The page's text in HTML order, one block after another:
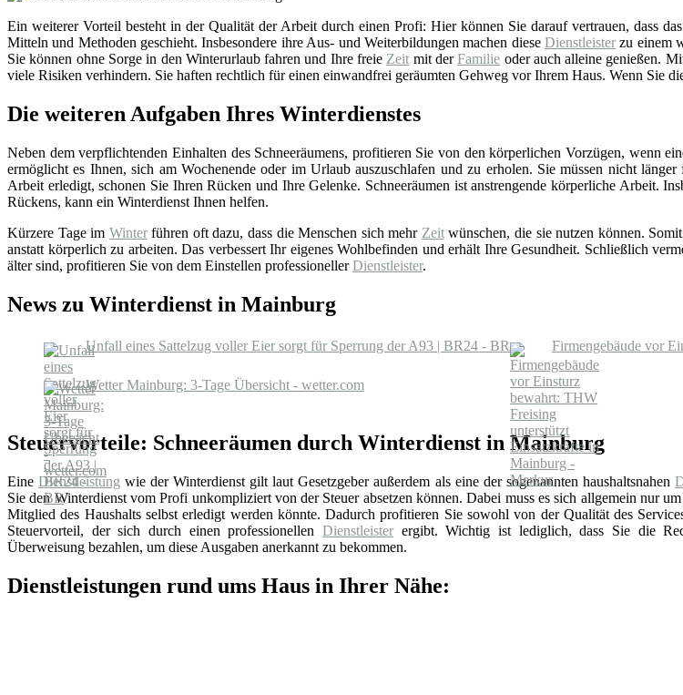
Ein weiterer Vorteil besteht in der Qualität der Arbeit durch einen Profi: Hier können Sie darauf vertrauen, dass
Mitteln und Methoden geschieht. Insbesondere ihre Aus- und Weiterbildungen machen dieseDienstleister zu einem
Sie können ohne Sorge in den Winterurlaub fahren und Ihre freie Zeit mit derFamilie oder auch alleine genießen.
viele Risiken verhindern. Sie haften rechtlich für einen einwandfrei geräumten Gehweg vor Ihrem Haus. Wenn Sie
Die weiteren Aufgaben Ihres Winterdienstes
Neben dem verpflichtenden Einhalten des Schneeräumens, profitieren Sie von den körperlichen Vorzügen, wenn
ermöglicht es Ihnen, sich am Wochenende oder im Urlaub auszuschlafen und zu erholen. Sie müssen nicht
Arbeit erledigt, schonen Sie Ihren Rücken und Ihre Gelenke. Schneeräumen ist anstrengende körperliche Arbeit.
Rückens, kann ein Winterdienst Ihnen helfen.
Kürzere Tage im Winterführen oft dazu, dass die Menschen sich mehr Zeitwünschen, die sie nutzen können.
anstatt körperlich zu arbeiten. Das verbessert Ihr eigenes Wohlbefinden und erhält Ihre Gesundheit. Schließlich
älter sind, profitieren Sie von dem Einstellen professionellerDienstleister.
News zu Winterdienst in Mainburg
Unfall eines Sattelzug voller Eier sorgt für Sperrung der A93 | BR24 - BR Firmengebäude vor
Wetter Mainburg: 3-Tage Übersicht - wetter.com
Steuervorteile: Schneeräumen durch Winterdienst in Mainburg
EineDienstleistung wie der Winterdienst gilt laut Gesetzgeber außerdem als eine der sogenannten haushaltsnahen
Sie den Winterdienst vom Profi unkompliziert von der Steuer absetzen können. Dabei muss es sich allgemein nur
Mitglied des Haushalts selbst erledigt werden könnte. Dadurch profitieren Sie sowohl von der Qualität des
Steuervorteil, der sich durch einen professionellen Dienstleister ergibt. Wichtig ist lediglich, dass Sie die
Überweisung bezahlen, um diese Ausgaben anerkannt zu bekommen.
Dienstleistungen rund ums Haus in Ihrer Nähe: